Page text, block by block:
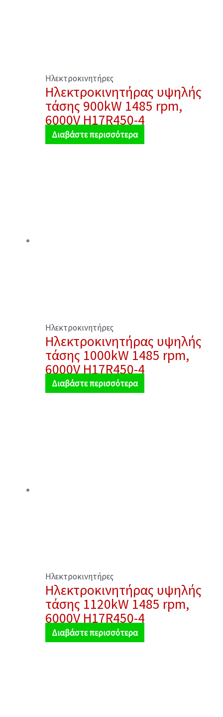
Ηλεκτροκινητήρες
Ηλεκτροκινητήρας υψηλής
τάσης 900kW 1485 rpm,
6000V H17R450-4
Διαβάστε περισσότερα
Ηλεκτροκινητήρες
Ηλεκτροκινητήρας υψηλής
τάσης 1000kW 1485 rpm,
6000V H17R450-4
Διαβάστε περισσότερα
Ηλεκτροκινητήρες
Ηλεκτροκινητήρας υψηλής
τάσης 1120kW 1485 rpm,
6000V H17R450-4
Διαβάστε περισσότερα